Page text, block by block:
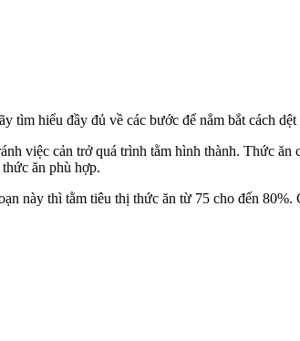
hiểu đầy đủ về các bước để nắm bắt cách
việc cản trở quá trình tằm hình thành. Thức
ăn phù hợp.
này thì tằm tiêu thị thức ăn từ 75 cho đến